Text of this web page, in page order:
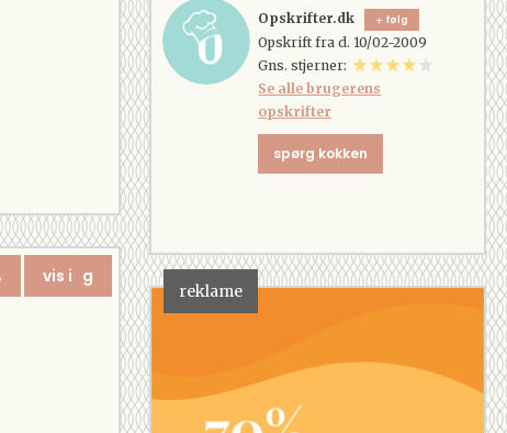
vis i g
Opskrifter.dk følg
Opskrift fra d. 10/02-2009
Gns. stjerner:
Se alle brugerens
opskrifter
spørg kokken
reklame